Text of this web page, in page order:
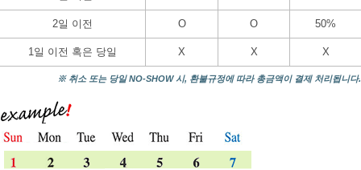
2일 이전 O O 50%
1일 이전 혹은 당일 X X X
※ 취소 또는 당일 NO-SHOW 시, 환불규정에 따라 총금액이 결제 처리됩니다.